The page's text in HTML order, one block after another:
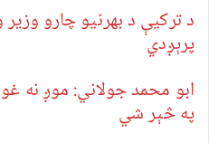
د ترکیې د بهرنیو چارو
پرېږدي
ابو محمد جولاني: موږ نه
په څېر شي